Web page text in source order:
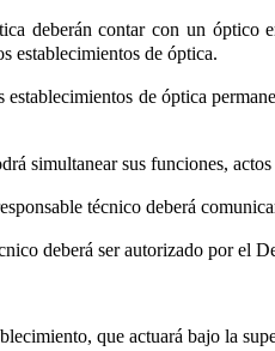
deberán contar con un óptico
establecimientos de óptica.
de óptica
simultanear sus funciones,
técnico deberá
deberá ser autorizado por el
que actuará bajo la